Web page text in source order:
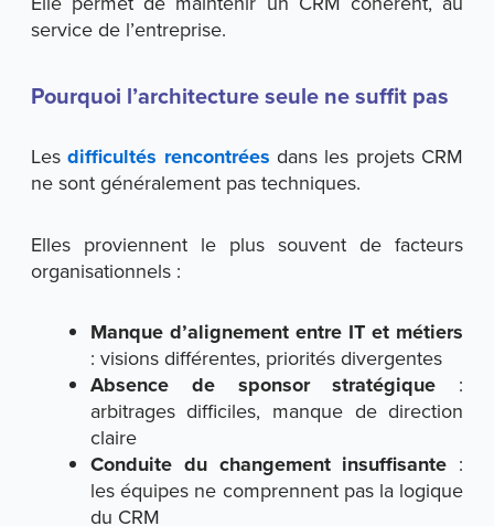
service de l’entreprise.
Pourquoi l’architecture seule ne suffit pas
Lesdifficultés rencontrées dans les projets CRM
ne sont généralement pas techniques.
Elles proviennent le plus souvent de facteurs
organisationnels :
Manque d’alignement entre IT et métiers
: visions différentes, priorités divergentes
Absence de sponsor stratégique :
arbitrages difficiles, manque de direction
claire
Conduite du changement insuffisante :
les équipes ne comprennent pas la logique
du CRM